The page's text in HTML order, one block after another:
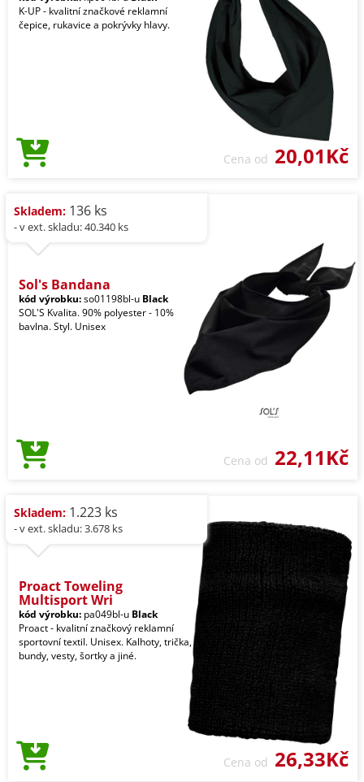
K-UP - kvalitní značkové reklamní
čepice, rukavice a pokrývky hlavy.
Cena od 20,01Kč
Skladem: 136 ks
- v ext. skladu: 40.340 ks
Sol's Bandana
kód výrobku:so01198bl-u Black
SOL'S Kvalita. 90% polyester - 10%
bavlna. Styl. Unisex
Cena od 22,11Kč
Skladem: 1.223 ks
- v ext. skladu: 3.678 ks
Proact Toweling
Multisport Wri
kód výrobku: pa049bl-u Black
Proact - kvalitní značkový reklamní
sportovní textil. Unisex. Kalhoty, trička,
bundy, vesty, šortky a jiné.
Cena od 26,33Kč